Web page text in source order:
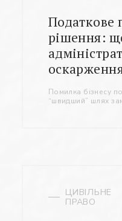
Податкове
рішення:
Помилка бізнесу
“швидший” шлях
ЦИВІЛЬНЕ
ПРАВО